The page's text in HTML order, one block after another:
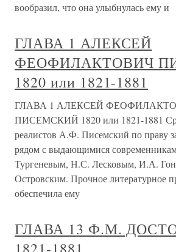
вообразил, что она улыбнулась ему и
ГЛАВА 1 АЛЕКСЕЙ
ФЕОФИЛАКТОВИЧ
1820 или 1821-1881
ГЛАВА 1 АЛЕКСЕЙ
ПИСЕМСКИЙ 1820 или 1821-1881
реалистов А.Ф. Писемский по праву
рядом с выдающимися
Тургеневым, Н.С. Лесковым, И.А.
Островским. Прочное литературное
обеспечила ему
ГЛАВА 13 Ф.М.